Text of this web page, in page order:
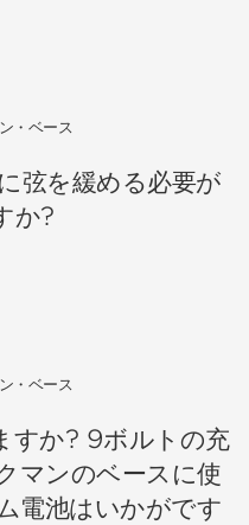
・ベース
弦を緩める必要が
か?
・ベース
すか? 9ボルトの充
マンのベースに使
電池はいかがです